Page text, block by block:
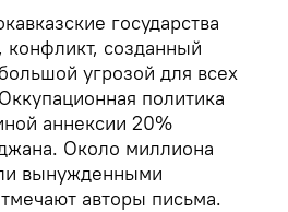
государства
созданный
угрозой для всех
политика
аннексии 20%
Около миллиона
вынужденными
авторы письма.